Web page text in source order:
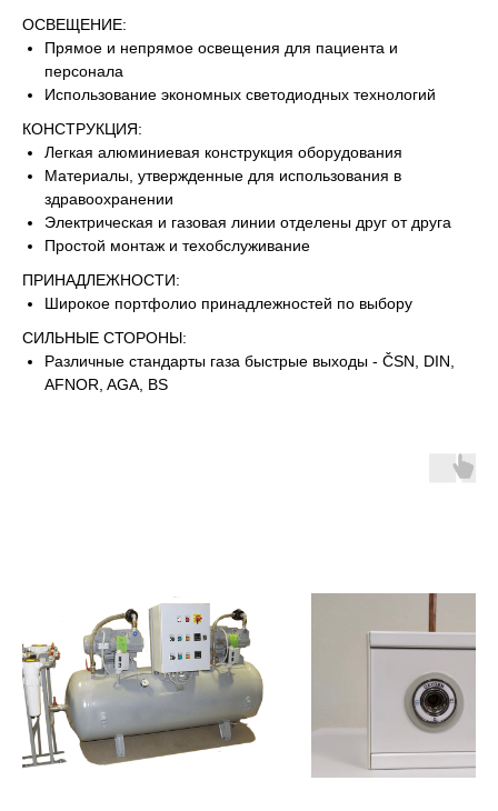
ОСВЕЩЕНИЕ:
Прямое и непрямое освещения для пациента и
персонала
Использование экономных светодиодных технологий
КОНСТРУКЦИЯ:
Легкая алюминиевая конструкция оборудования
Материалы, утвержденные для использования в
здравоохранении
Электрическая и газовая линии отделены друг от друга
Простой монтаж и техобслуживание
ПРИНАДЛЕЖНОСТИ:
Широкое портфолио принадлежностей по выбору
СИЛЬНЫЕ СТОРОНЫ:
Различные стандарты газа быстрые выходы - ČSN, DIN,
AFNOR, AGA, BS